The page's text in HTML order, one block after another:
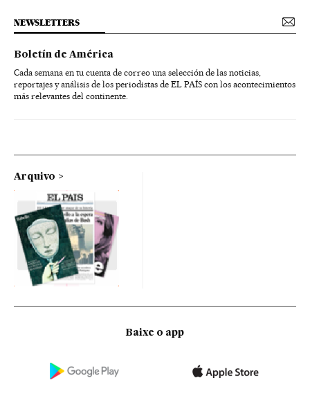
NEWSLETTERS
Boletín de América
Cada semana en tu cuenta de correo una selección de las noticias,
reportajes y análisis de los periodistas de EL PAÍS con los acontecimientos
más relevantes del continente.
Arquivo
Baixe o app